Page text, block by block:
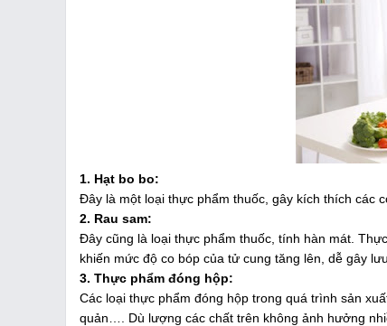
1. Hạt bo bo:
Đây là một loại thực phẩm thuốc, gây kích thích các
2. Rau sam:
Đây cũng là loại thực phẩm thuốc, tính hàn mát.
khiến mức độ co bóp của tử cung tăng lên, dễ gây
3. Thực phẩm đóng hộp:
Các loại thực phẩm đóng hộp trong quá trình sản
quản…. Dù lượng các chất trên không ảnh hưởng